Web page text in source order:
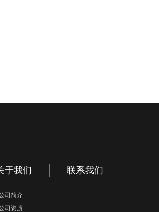
于我们
司简介
司资质
联系我们